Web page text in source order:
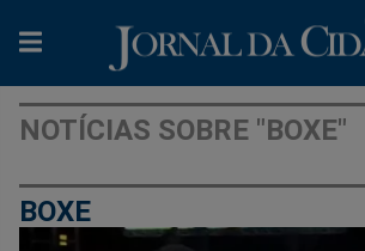
NOTÍCIAS SOBRE "BOXE"
BOXE